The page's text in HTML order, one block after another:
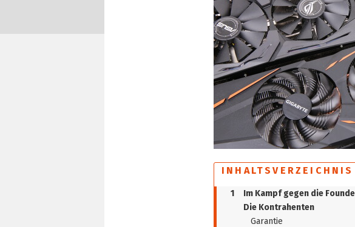
INHALTSVERZEICHNIS
1
Im Kampf gegen die
Die Kontrahenten
Garantie